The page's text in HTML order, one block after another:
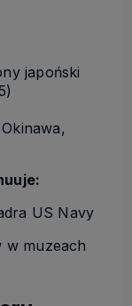
japoński
US Navy
w muzeach